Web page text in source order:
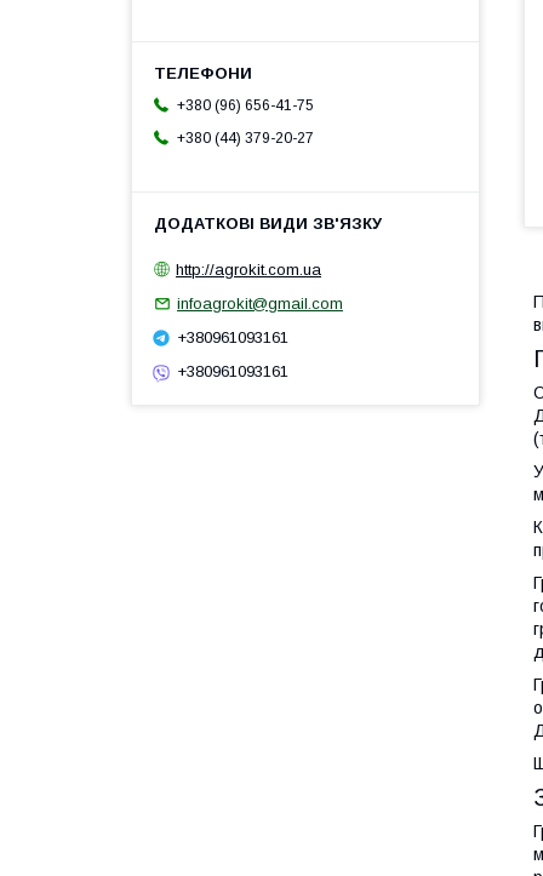
+380 (96) 656-41-75
+380 (44) 379-20-27
http://agrokit.com.ua
infoagrokit@gmail.com
+380961093161
+380961093161